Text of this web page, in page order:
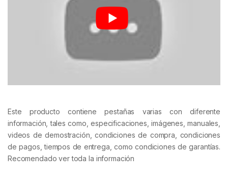
Este producto contiene pestañas varias con diferente
información, tales como, especificaciones, imágenes, manuales,
videos de demostración, condiciones de compra, condiciones
de pagos, tiempos de entrega, como condiciones de garantías.
Recomendado ver toda la información